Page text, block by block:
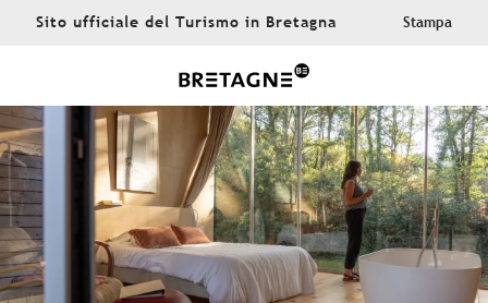
AllerSito ufficiale del Turismo in Bretagna Stampa